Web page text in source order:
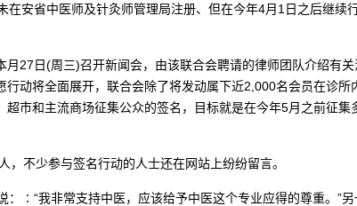
在安省中医师及针灸师管理局注册、但在今年4月1日之后继续
月27日(周三)召开新闻会，由该联合会聘请的律师团队介绍有
行动将全面展开，联合会除了将发动属下近2,000名会员在诊所
超市和主流商场征集公众的签名，目标就是在今年5月之前征集
不少参与签名行动的人士还在网站上纷纷留言。
：∶“我非常支持中医，应该给予中医这个专业应得的尊重。”